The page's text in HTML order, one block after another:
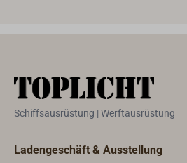
sollte das doppelte der
Ankerleine nicht
überschreiten.Farbe
weiß.Lieferung
Schiffsausrüstung | Werftausrüstung
Ladengeschäft & Ausstellung